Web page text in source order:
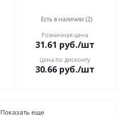
Есть в наличии (2)
Розничная цена
31.61 руб./шт
Цена по дисконту
30.66руб./шт
Показать еще